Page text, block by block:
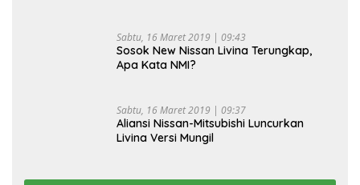
Sabtu, 16 Maret 2019 | 09:43
Sosok New Nissan Livina Terungkap,
Apa Kata NMI?
Sabtu, 16 Maret 2019 | 09:37
Aliansi Nissan-Mitsubishi Luncurkan
Livina Versi Mungil